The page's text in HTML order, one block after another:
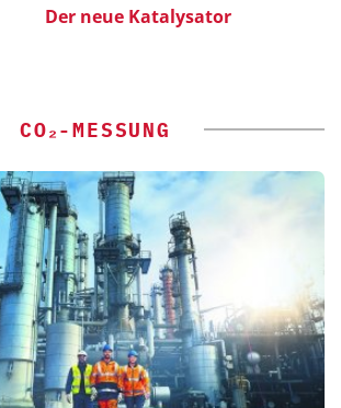
Der neue Katalysator
CO₂-MESSUNG